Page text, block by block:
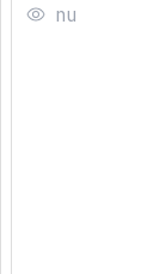
nu